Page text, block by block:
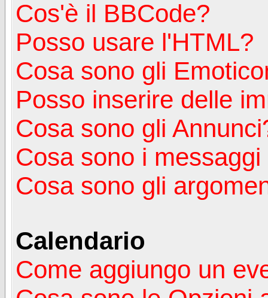
Cos'è il BBCode?
Posso usare l'HTML?
Cosa sono gli
Posso inserire delle
Cosa sono gli
Cosa sono i
Cosa sono gli
Calendario
Come aggiungo un